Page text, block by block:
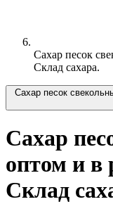
Сахар песок
Склад сахара.
Сахар песок
Сахар
оптом и в
Склад